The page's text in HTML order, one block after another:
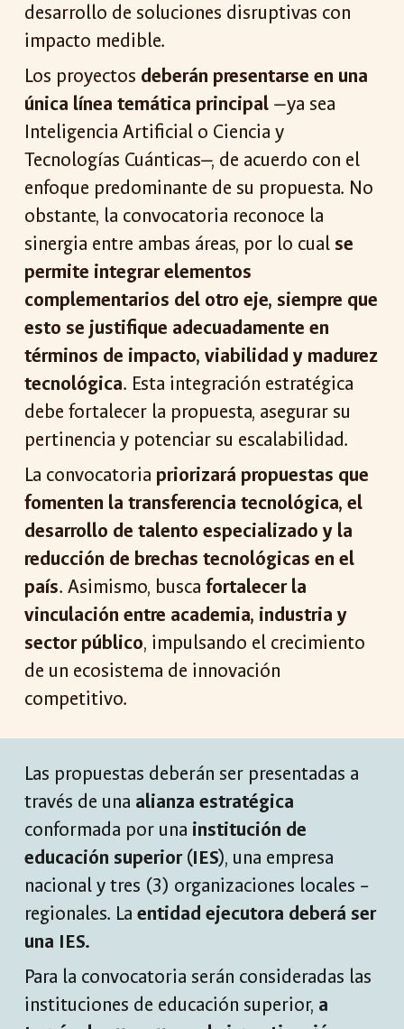
desarrollo de soluciones disruptivas con
impacto medible.
Los proyectos deberán presentarse en una
única línea temática principal —ya sea
Inteligencia Artificial o Ciencia y
Tecnologías Cuánticas—, de acuerdo con el
enfoque predominante de su propuesta. No
obstante, la convocatoria reconoce la
sinergia entre ambas áreas, por lo cual se
permite integrar elementos
complementarios del otro eje, siempre que
esto se justifique adecuadamente en
términos de impacto, viabilidad y madurez
tecnológica. Esta integración estratégica
debe fortalecer la propuesta, asegurar su
pertinencia y potenciar su escalabilidad.
La convocatoria priorizará propuestas que
fomenten la transferencia tecnológica, el
desarrollo de talento especializado y la
reducción de brechas tecnológicas en el
país. Asimismo, buscafortalecer la
vinculación entre academia, industria y
sector público, impulsando el crecimiento
de un ecosistema de innovación
competitivo.
Las propuestas deberán ser presentadas a
través de una alianza estratégica
conformada por una institución de
educación superior (IES), una empresa
nacional y tres (3) organizaciones locales –
regionales. Laentidad ejecutora deberá ser
una IES.
Para la convocatoria serán consideradas las
instituciones de educación superior, a